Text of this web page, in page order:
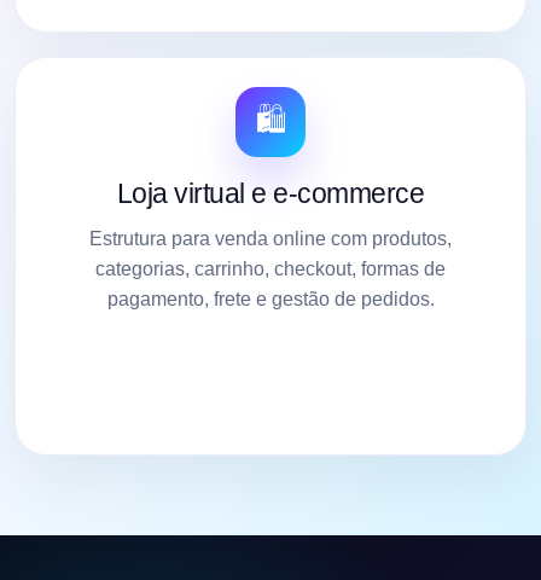
🛍️
Loja virtual e e-commerce
Estrutura para venda online com produtos,
categorias, carrinho, checkout, formas de
pagamento, frete e gestão de pedidos.